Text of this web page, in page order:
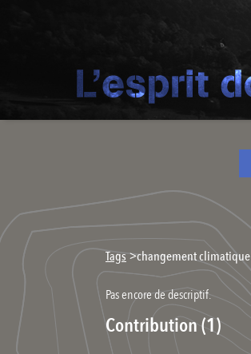
Tags>changement climatique
Pas encore de descriptif.
Contribution (1)